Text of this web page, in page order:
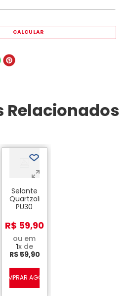
Relacionados
Selante
Quartzolit
PU30
300 ml
R$ 59,90
ou em
1x de
R$ 59,90
COMPRAR AGORA